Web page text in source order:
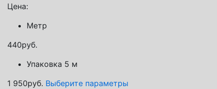
Цена:
Метр
440руб.
Упаковка 5 м
1 950руб. Выберите параметры